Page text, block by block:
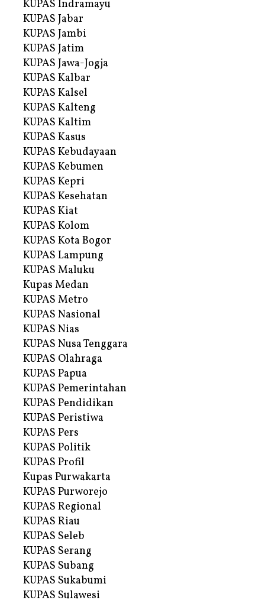
KUPAS Indramayu
KUPAS Jabar
KUPAS Jambi
KUPAS Jatim
KUPAS Jawa-Jogja
KUPAS Kalbar
KUPAS Kalsel
KUPAS Kalteng
KUPAS Kaltim
KUPAS Kasus
KUPAS Kebudayaan
KUPAS Kebumen
KUPAS Kepri
KUPAS Kesehatan
KUPAS Kiat
KUPAS Kolom
KUPAS Kota Bogor
KUPAS Lampung
KUPAS Maluku
Kupas Medan
KUPAS Metro
KUPAS Nasional
KUPAS Nias
KUPAS Nusa Tenggara
KUPAS Olahraga
KUPAS Papua
KUPAS Pemerintahan
KUPAS Pendidikan
KUPAS Peristiwa
KUPAS Pers
KUPAS Politik
KUPAS Profil
Kupas Purwakarta
KUPAS Purworejo
KUPAS Regional
KUPAS Riau
KUPAS Seleb
KUPAS Serang
KUPAS Subang
KUPAS Sukabumi
KUPAS Sulawesi